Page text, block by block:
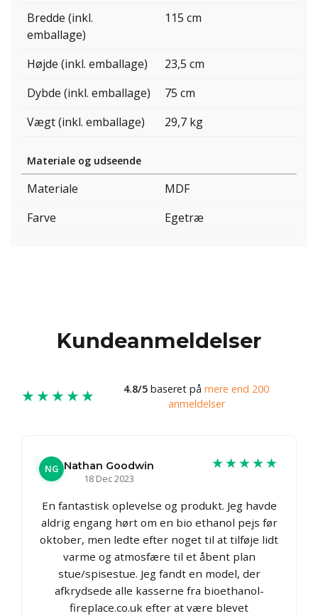
Bredde (inkl.
emballage)
115 cm
Højde (inkl. emballage)
23,5 cm
Dybde (inkl. emballage)
75 cm
Vægt (inkl. emballage)
29,7 kg
Materiale og udseende
Materiale
MDF
Farve
Egetræ
Kundeanmeldelser
★★★★★ 4.8/5 baseret på mere end 200
anmeldelser
NG Nathan Goodwin
18 Dec 2023
★★★★★
En fantastisk oplevelse og produkt. Jeg havde
aldrig engang hørt om en bio ethanol pejs før
oktober, men ledte efter noget til at tilføje lidt
varme og atmosfære til et åbent plan
stue/spisestue. Jeg fandt en model, der
afkrydsede alle kasserne fra bioethanol-
fireplace.co.uk efter at være blevet